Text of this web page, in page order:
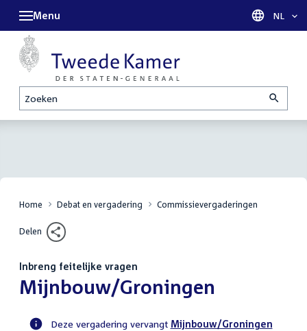
Zoeken
Menu Taal
NL
Home Debat en vergadering Commissievergaderingen
Delen
Inbreng feitelijke vragen
:Mijnbouw/Groningen
Deze vergadering vervangt Mijnbouw/Groningen